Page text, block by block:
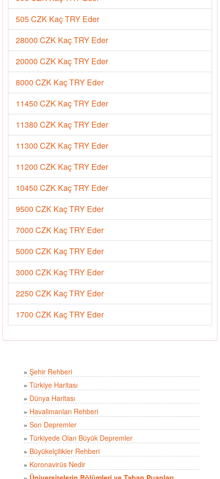
505 CZK Kaç TRY Eder
28000 CZK Kaç TRY Eder
20000 CZK Kaç TRY Eder
8000 CZK Kaç TRY Eder
11450 CZK Kaç TRY Eder
11380 CZK Kaç TRY Eder
11300 CZK Kaç TRY Eder
11200 CZK Kaç TRY Eder
10450 CZK Kaç TRY Eder
9500 CZK Kaç TRY Eder
7000 CZK Kaç TRY Eder
5000 CZK Kaç TRY Eder
3000 CZK Kaç TRY Eder
2250 CZK Kaç TRY Eder
1700 CZK Kaç TRY Eder
» Şehir Rehberi
» Türkiye Haritası
» Dünya Haritası
» Havalimanları Rehberi
» Son Depremler
» Türkiyede Olan Büyük Depremler
» Büyükelçilikler Rehberi
» Koronavirüs Nedir